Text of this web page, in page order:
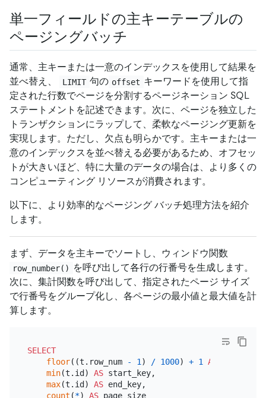
単一フィールドの主キーテーブルの
ページングバッチ
通常、主キーまたは一意のインデックスを使用して結果を
並べ替え、
LIMIT 句の offset キーワードを使用して指
定された行数でページを分割するページネーション SQL
ステートメントを記述できます。次に、ページを独立した
トランザクションにラップして、柔軟なページング更新を
実現します。ただし、欠点も明らかです。主キーまたは一
意のインデックスを並べ替える必要があるため、オフセッ
トが大きいほど、特に大量のデータの場合は、より多くの
コンピューティング リソースが消費されます。
以下に、より効率的なページング バッチ処理方法を紹介
します。
まず、データを主キーでソートし、ウィンドウ関数
row_number()
を呼び出して各行の行番号を生成します。
次に、集計関数を呼び出して、指定されたページ サイズ
で行番号をグループ化し、各ページの最小値と最大値を計
算します。
SELECT
floor((t.row_num - 1 ) / 1000) + 1 AS
min(t.id) AS start_key,
max(t.id) AS end_key,
count (*) AS
page_size